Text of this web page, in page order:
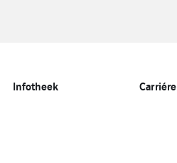
Infotheek Carriére